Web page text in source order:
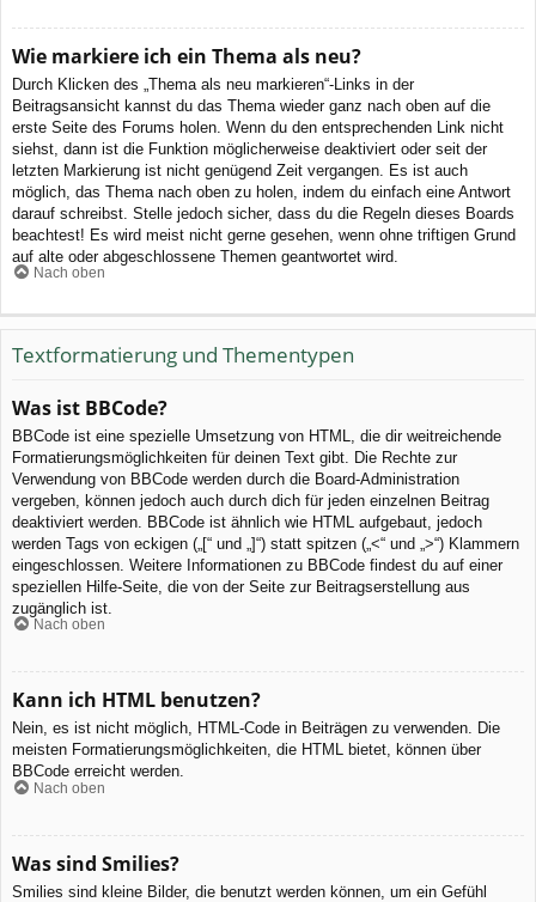
Wie markiere ich ein Thema als neu?
Durch Klicken des „Thema als neu markieren“-Links in der
Beitragsansicht kannst du das Thema wieder ganz nach oben auf die
erste Seite des Forums holen. Wenn du den entsprechenden Link nicht
siehst, dann ist die Funktion möglicherweise deaktiviert oder seit der
letzten Markierung ist nicht genügend Zeit vergangen. Es ist auch
möglich, das Thema nach oben zu holen, indem du einfach eine Antwort
darauf schreibst. Stelle jedoch sicher, dass du die Regeln dieses Boards
beachtest! Es wird meist nicht gerne gesehen, wenn ohne triftigen Grund
auf alte oder abgeschlossene Themen geantwortet wird.
Nach oben
Textformatierung und Thementypen
Was ist BBCode?
BBCode ist eine spezielle Umsetzung von HTML, die dir weitreichende
Formatierungsmöglichkeiten für deinen Text gibt. Die Rechte zur
Verwendung von BBCode werden durch die Board-Administration
vergeben, können jedoch auch durch dich für jeden einzelnen Beitrag
deaktiviert werden. BBCode ist ähnlich wie HTML aufgebaut, jedoch
werden Tags von eckigen („[“ und „]“) statt spitzen („<“ und „>“) Klammern
eingeschlossen. Weitere Informationen zu BBCode findest du auf einer
speziellen Hilfe-Seite, die von der Seite zur Beitragserstellung aus
zugänglich ist.
Nach oben
Kann ich HTML benutzen?
Nein, es ist nicht möglich, HTML-Code in Beiträgen zu verwenden. Die
meisten Formatierungsmöglichkeiten, die HTML bietet, können über
BBCode erreicht werden.
Nach oben
Was sind Smilies?
Smilies sind kleine Bilder, die benutzt werden können, um ein Gefühl